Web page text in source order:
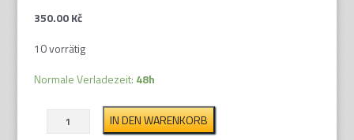
350.00Kč
10 vorrätig
Normale Verladezeit: 48h
BMP-
IN DEN WARENKORB